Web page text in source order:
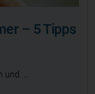
– 5 Tipps
und